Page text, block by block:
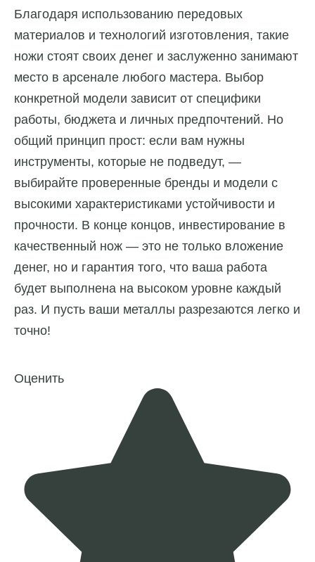
Благодаря использованию передовых
материалов и технологий изготовления, такие
ножи стоят своих денег и заслуженно занимают
место в арсенале любого мастера. Выбор
конкретной модели зависит от специфики
работы, бюджета и личных предпочтений. Но
общий принцип прост: если вам нужны
инструменты, которые не подведут, —
выбирайте проверенные бренды и модели с
высокими характеристиками устойчивости и
прочности. В конце концов, инвестирование в
качественный нож — это не только вложение
денег, но и гарантия того, что ваша работа
будет выполнена на высоком уровне каждый
раз. И пусть ваши металлы разрезаются легко и
точно!
Оценить